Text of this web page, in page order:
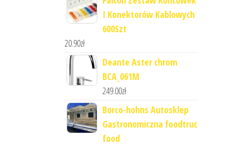
I Konektorów Kablowych
600Szt
20.90zł
Deante Aster chrom
BCA_061M
249.00zł
Borco-hohns Autosklep
Gastronomiczna foodtruc
food